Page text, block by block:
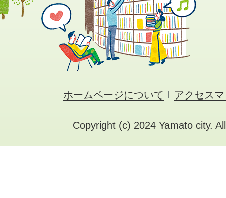
ホームページについて アクセス
Copyright (c) 2024 Yamato city.